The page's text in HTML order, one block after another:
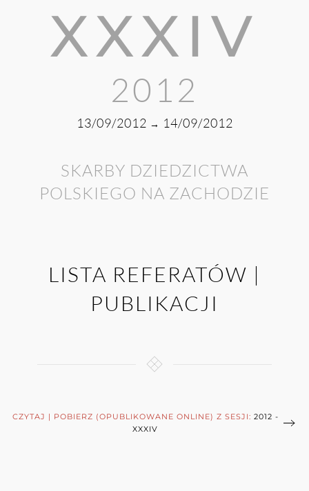
XXXIV
2012
13/09/2012 → 14/09/2012
SKARBY DZIEDZICTWA
POLSKIEGO NA ZACHODZIE
LISTA REFERATÓW |
PUBLIKACJI
CZYTAJ | POBIERZ (OPUBLIKOWANE ONLINE) Z SESJI: 2012 -
XXXIV